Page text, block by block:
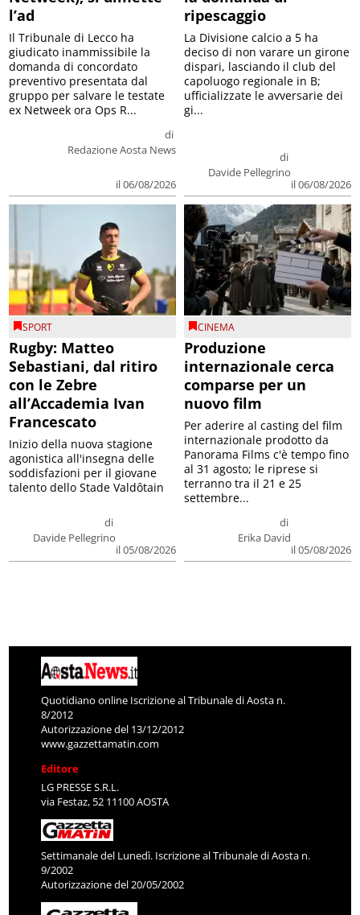
l’ad
di
Redazione Aosta News
il 06/08/2026
Il Tribunale di Lecco ha
giudicato inammissibile la
domanda di concordato
preventivo presentata dal
gruppo per salvare le testate
ex Netweek ora Ops R...
ripescaggio
di
Davide Pellegrino
il 06/08/2026
La Divisione calcio a 5 ha
deciso di non varare un girone
dispari, lasciando il club del
capoluogo regionale in B;
ufficializzate le avversarie dei
gi...
SPORT
Rugby: Matteo
Sebastiani, dal ritiro
con le Zebre
all’Accademia Ivan
Francescato
di
Davide Pellegrino
il 05/08/2026
Inizio della nuova stagione
agonistica all'insegna delle
soddisfazioni per il giovane
talento dello Stade Valdôtain
CINEMA
Produzione
internazionale cerca
comparse per un
nuovo film
di
Erika David
il 05/08/2026
Per aderire al casting del film
internazionale prodotto da
Panorama Films c'è tempo fino
al 31 agosto; le riprese si
terranno tra il 21 e 25
settembre...
Quotidiano online Iscrizione al Tribunale di Aosta n.
8/2012
Autorizzazione del 13/12/2012
www.gazzettamatin.com
Editore
LG PRESSE S.R.L.
via Festaz, 52 11100 AOSTA
Settimanale del Lunedì. Iscrizione al Tribunale di Aosta n.
9/2002
Autorizzazione del 20/05/2002